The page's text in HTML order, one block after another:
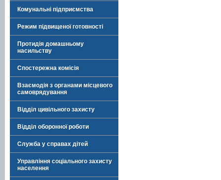
Комунальні підприємства
Режим підвищеної готовності
Протидія домашньому
насильству
Спостережна комісія
Взаємодія з органами місцевого
самоврядування
Відділ цивільного захисту
Відділ оборонної роботи
Служба у справах дітей
Управління соціального захисту
населення